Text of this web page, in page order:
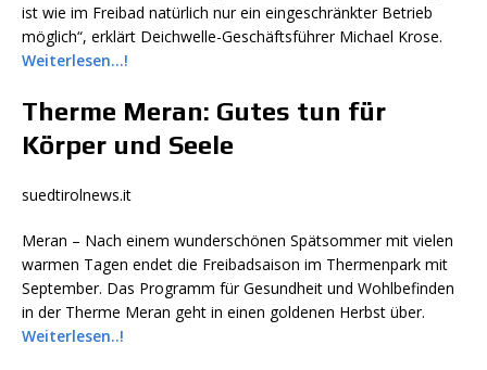
ist wie im Freibad natürlich nur ein eingeschränkter Betrieb
möglich“, erklärt Deichwelle-Geschäftsführer Michael Krose.
Weiterlesen…!
Therme Meran: Gutes tun für
Körper und Seele
suedtirolnews.it
Meran – Nach einem wunderschönen Spätsommer mit vielen
warmen Tagen endet die Freibadsaison im Thermenpark mit
September. Das Programm für Gesundheit und Wohlbefinden
in der Therme Meran geht in einen goldenen Herbst über.
Weiterlesen..!